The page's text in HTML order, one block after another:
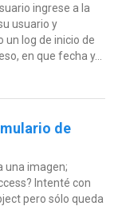
ingrese a la
usuario y
un log de inicio de
en que fecha y...
de
una imagen;
Intenté con
pero sólo queda